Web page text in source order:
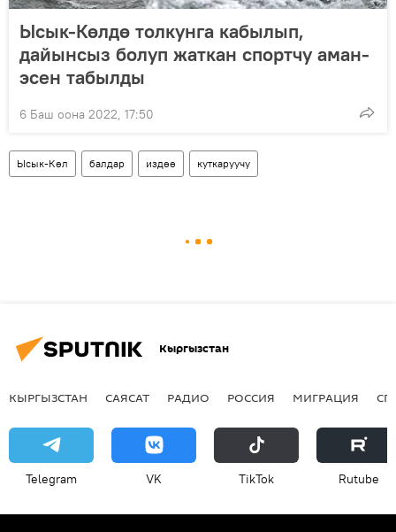
Ысык-Көлдө толкунга кабылып,
дайынсыз болуп жаткан спортчу аман-
эсен табылды
6 Баш оона 2022, 17:50
Ысык-Көл балдар издөө куткаруучу
Кыргызстан
КЫРГЫЗСТАН САЯСАТ РАДИО РОССИЯ МИГРАЦИЯ
Telegram VK ТikТоk Rutube